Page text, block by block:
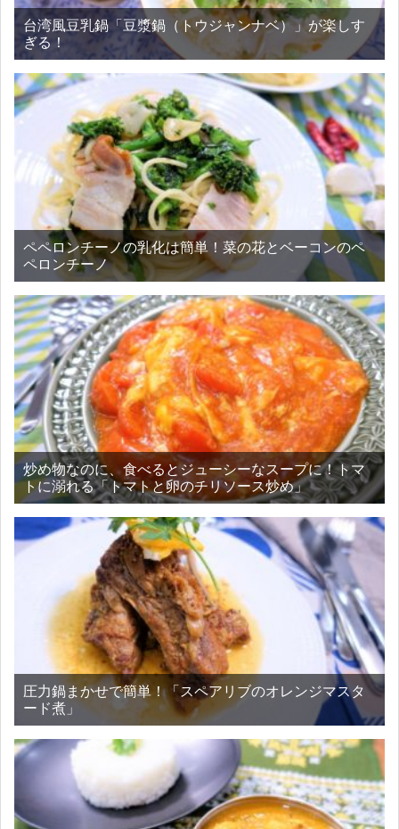
台湾風豆乳鍋「豆漿鍋（トウジャンナベ）」が楽しす
ぎる！
ペペロンチーノの乳化は簡単！菜の花とベーコンのペ
ペロンチーノ
炒め物なのに、食べるとジューシーなスープに！トマ
トに溺れる「トマトと卵のチリソース炒め」
圧力鍋まかせで簡単！「スペアリブのオレンジマスタ
ード煮」